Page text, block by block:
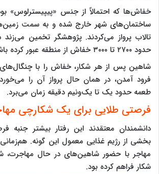
خفاش‌ها که احتمالاً از جنس «پیپیسترلوس»
ساختمان‌های شهر خارج شده و به سمت
تالاب پرواز می‌کردند. پژوهشگر تخمین
حدود ۲۷۰۰ تا ۳۰۰۰ خفاش از منطقه عبور کرده باشند.
شاهین پس از هر شکار، خفاش را با
فرود آمدن، در همان حال پرواز آن را
طعمه حدود یک تا یک‌ونیم دقیقه زمان می‌برد.
فرصتی طلایی برای یک شکارچی
دانشمندان معتقدند این رفتار بیشتر جنبه
بخشی از رژیم غذایی معمول این گونه.
مهاجر با حضور شاهین‌های در حال مهاجرت،
شکار فراهم کرده بود.